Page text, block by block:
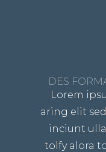
DES
Lorem
aring elit
inciunt
tolfy alora